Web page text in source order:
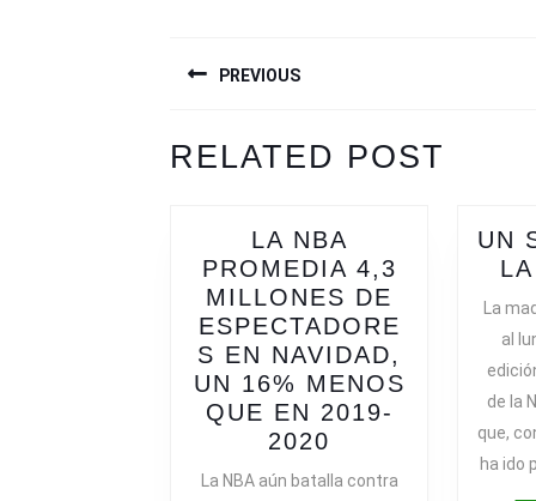
DE
ENTRADAS
PREVIOUS
post:
RELATED POST
LA NBA
PROMEDIA 4,3
MILLONES DE
ESPECTADORE
S EN NAVIDAD,
UN 16% MENOS
QUE EN 2019-
2020
NBA
La NBA aún batalla contra
UN
La
al
de la
que,
ha ido